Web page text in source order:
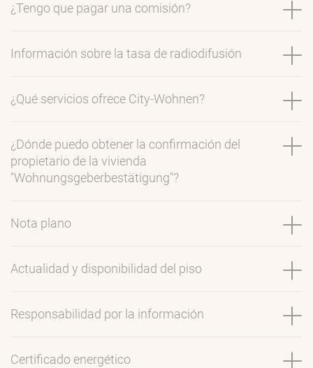
¿Tengo que pagar una comisión?
Información sobre la tasa de radiodifusión
¿Qué servicios ofrece City-Wohnen?
¿Dónde puedo obtener la confirmación del
propietario de la vivienda
"Wohnungsgeberbestätigung"?
Nota plano
Actualidad y disponibilidad del piso
Responsabilidad por la información
Certificado energético